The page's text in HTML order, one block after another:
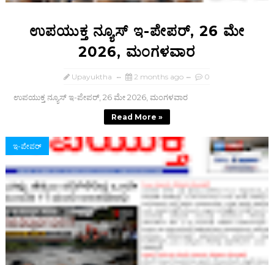
ಉಪಯುಕ್ತ ನ್ಯೂಸ್ ಇ-ಪೇಪರ್, 26 ಮೇ
2026, ಮಂಗಳವಾರ
Upayuktha 2 months ago 0
ಉಪಯುಕ್ತ ನ್ಯೂಸ್ ಇ-ಪೇಪರ್, 26 ಮೇ 2026, ಮಂಗಳವಾರ
Read More »
ಇ-ಪೇಪರ್‌